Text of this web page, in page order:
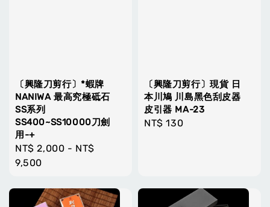
〔興隆刀剪行〕*蝦牌
NANIWA 最高究極砥石
SS系列
SS400~SS10000刀劍
用-+
Regular
price
NT$ 2,000 - NT$
9,500
〔興隆刀剪行〕現貨 日
本川鳩 川島黑色刮皮器
皮引器 MA-23
Regular
NT$ 130